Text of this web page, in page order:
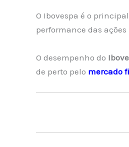
O Ibovespa é o
performance das
O desempenho do
de perto pelo mercado